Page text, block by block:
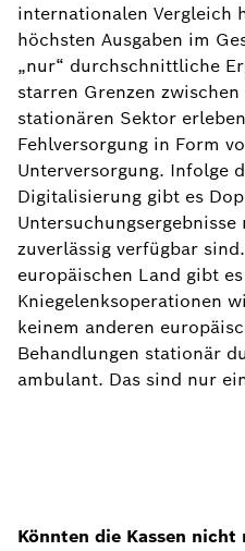
internationalen Vergleich
höchsten Ausgaben im
„nur“ durchschnittliche
starren Grenzen
stationären Sektor
Fehlversorgung in Form
Unterversorgung. Infolge
Digitalisierung gibt es
zuverlässig verfügbar
europäischen Land gibt
Kniegelenksoperationen
keinem anderen
Behandlungen stationär
ambulant. Das sind nur
Könnten die Kassen